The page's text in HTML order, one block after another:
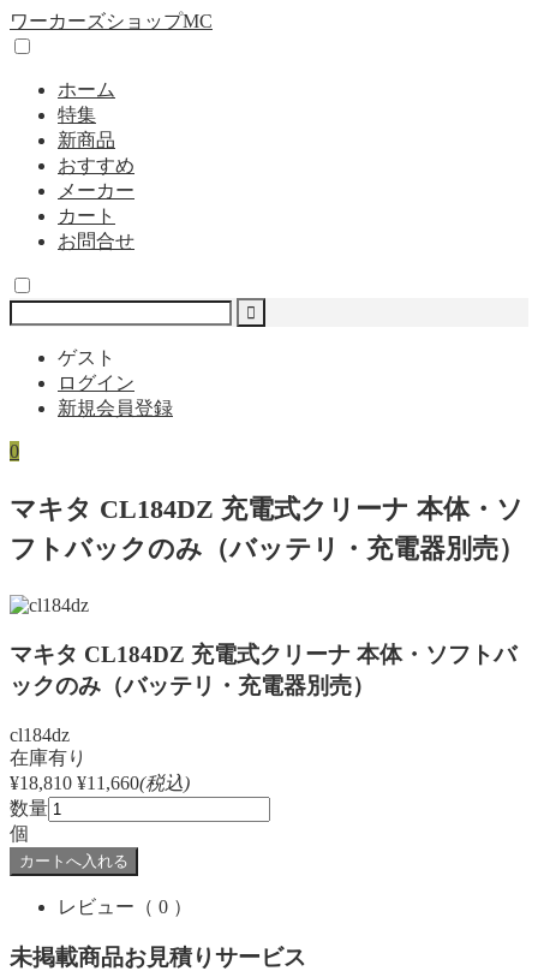
ワーカーズショップMC
ホーム
特集
新商品
おすすめ
メーカー
カート
お問合せ
ゲスト
ログイン
新規会員登録
0
マキタ CL184DZ 充電式クリーナ 本体・ソ
フトバックのみ（バッテリ・充電器別売）
マキタ CL184DZ 充電式クリーナ 本体・ソフトバ
ックのみ（バッテリ・充電器別売）
cl184dz
在庫有り
¥18,810 ¥11,660(税込)
数量
個
レビュー （ 0 ）
未掲載商品お見積りサービス